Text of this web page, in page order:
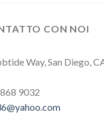
CON NOI
Way, San Diego,
9032